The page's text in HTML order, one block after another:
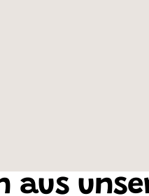
Shih Tzu
aus